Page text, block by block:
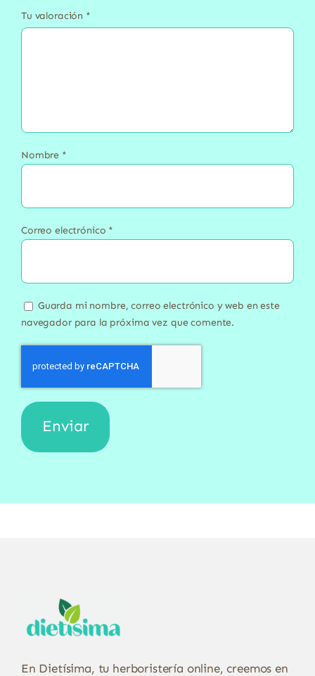
Tu valoración *
Nombre *
Correo electrónico *
Guarda mi nombre, correo electrónico y web en este
navegador para la próxima vez que comente.
En Dietísima, tu herboristería online, creemos en